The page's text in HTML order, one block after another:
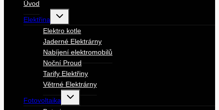
Úvod
Elektřina
Toggle
menu
Elektro kotle
Jaderné Elektrárny
Nabíjení elektromobilů
Noční Proud
Tarify Elektřiny
Větrné Elektrárny
Fotovoltaika
Toggle